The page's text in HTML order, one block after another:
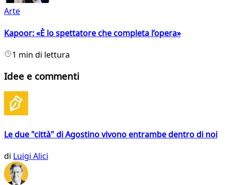
Arte
Kapoor: «È lo spettatore che completa l’opera»
1 min di lettura
Idee e commenti
Le due "città" di Agostino vivono entrambe dentro di noi
di Luigi Alici